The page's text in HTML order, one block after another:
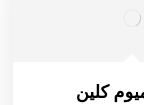
كلين